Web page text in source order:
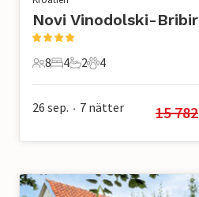
Novi Vinodolski-Bribir
8 Gäster
8
4 Sovrum
4
2 Badrum
2
4 Husdjur
4
26 sep. • 7 nätter 15 782